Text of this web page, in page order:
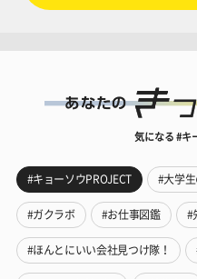
気になる #キ
#キョーソウPROJECT #大学
#ガクラボ #お仕事図鑑 #
#ほんとにいい会社見つけ隊！